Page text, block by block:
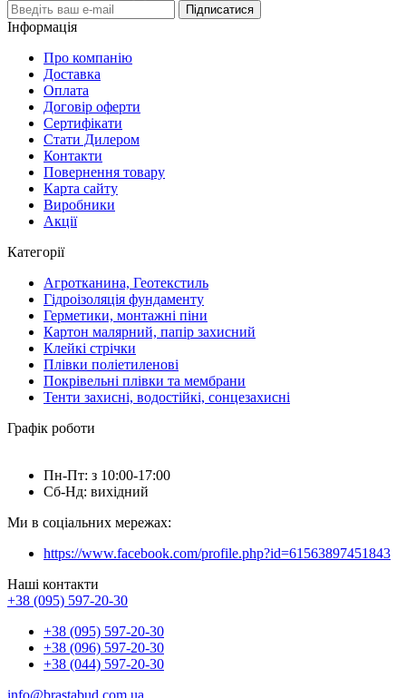
Підписатися
Інформація
Про компанію
Доставка
Оплата
Договір оферти
Сертифікати
Стати Дилером
Контакти
Повернення товару
Карта сайту
Виробники
Акції
Категорії
Агротканина, Геотекстиль
Гідроізоляція фундаменту
Герметики, монтажні піни
Картон малярний, папір захисний
Клейкі стрічки
Плівки поліетиленові
Покрівельні плівки та мембрани
Тенти захисні, водостійкі, сонцезахисні
Графік роботи
Пн-Пт: з 10:00-17:00
Сб-Нд: вихідний
Ми в соціальних мережах:
https://www.facebook.com/profile.php?id=61563897451843
Наші контакти
+38 (095) 597-20-30
+38 (095) 597-20-30
+38 (096) 597-20-30
+38 (044) 597-20-30
info@brastabud.com.ua